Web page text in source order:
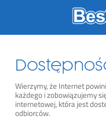
Wierzymy, że Internet
każdego i zobowiązujemy
internetowej, która jest
odbiorców.